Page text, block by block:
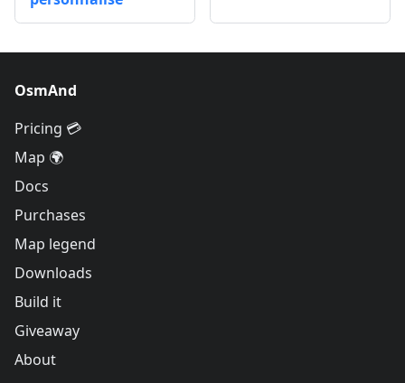
OsmAnd
Pricing 💳
Map 🌍
Docs
Purchases
Map legend
Downloads
Build it
Giveaway
About